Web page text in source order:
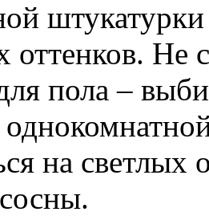
оттенков. Не
пола –
на светлых